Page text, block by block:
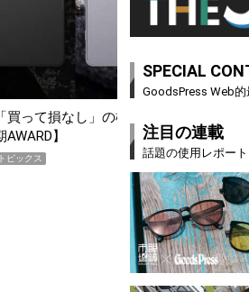
薄着になる季節の夏こそ“映える”タフな腕
「GRAVITYMASTER」は本当に機
PR
SPECIAL
GoodsPress Web
注目の連載
話題の使用レポート